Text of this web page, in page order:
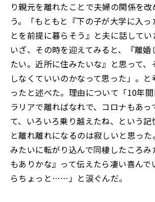
り親元を離れたことで夫婦の関係を
う。「もともと『下の子が大学に入っ
とを前提に暮らそう』と夫に話してい
いざ、その時を迎えてみると、『離婚
たい。近所に住みたいな』と思って
しなくていいのかなって思った」。
ったと述べた。理由について「10年
ラリアで離ればなれで、コロナもあっ
て、いろいろ乗り越えたね、という記
と離れ離れになるのは寂しいと思っ
みたいに転がり込んで同棲したころみ
もありかな』って伝えたら凄い喜ん
らちょっと……」と涙ぐんだ。